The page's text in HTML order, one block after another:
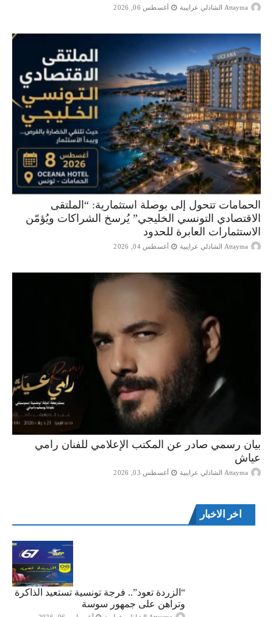
Attayma الشاذلي عرايبية أغسطس 06, 2026
الحمامات تتحول إلى بوصلة استثمارية: “الملتقى
الاقتصادي التونسي الخليجي” يُرسخ الشراكات ويُؤمّن
الاستثمارات العابرة للحدود
Attayma الشاذلي عرايبية أغسطس 04, 2026
بيان رسمي صادر عن المكتب الإعلامي للفنان رامي
عياش
Attayma الشاذلي عرايبية أغسطس 03, 2026
اخر الاخبار
“الزردة تعود”.. فرجة تونسية تستعيد الذاكرة
وتراهن على جمهور سوسة